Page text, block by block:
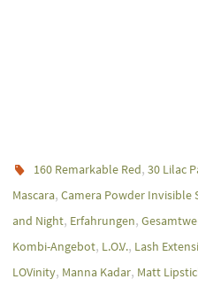
160 Remarkable Red,30 Lilac
Mascara, Camera Powder Invisible
and Night, Erfahrungen,
Kombi-Angebot, L.O.V., Lash
LOVinity, Manna Kadar, Matt